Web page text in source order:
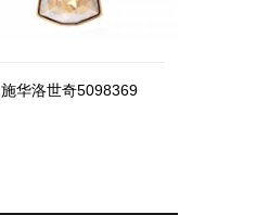
施华洛世奇5098369